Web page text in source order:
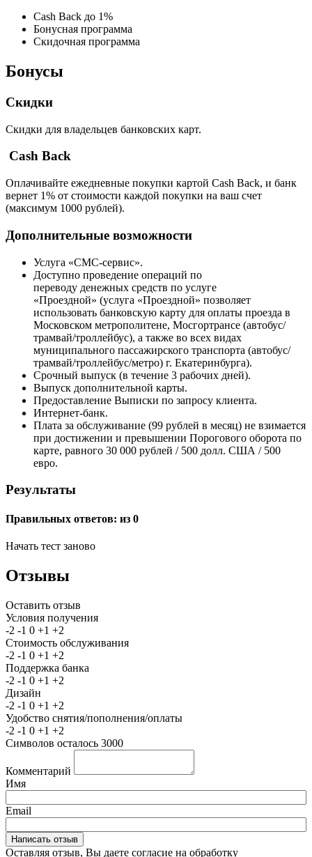
Cash Back до 1%
Бонусная программа
Скидочная программа
Бонусы
Скидки
Скидки для владельцев банковских карт.
Cash Back
Оплачивайте ежедневные покупки картой Cash Back, и банк
вернет 1% от стоимости каждой покупки на ваш счет
(максимум 1000 рублей).
Дополнительные возможности
Услуга «СМС-сервис».
Доступно проведение операций по
переводу денежных средств по услуге
«Проездной» (услуга «Проездной» позволяет
использовать банковскую карту для оплаты проезда в
Московском метрополитене, Мосгортрансе (автобус/
трамвай/троллейбус), а также во всех видах
муниципального пассажирского транспорта (автобус/
трамвай/троллейбус/метро) г. Екатеринбурга).
Срочный выпуск (в течение 3 рабочих дней).
Выпуск дополнительной карты.
Предоставление Выписки по запросу клиента.
Интернет-банк.
Плата за обслуживание (99 рублей в месяц) не взимается
при достижении и превышении Порогового оборота по
карте, равного 30 000 рублей / 500 долл. США / 500
евро.
Результаты
Правильных ответов: из 0
Начать тест заново
Отзывы
Оставить отзыв
Условия получения
-2 -1 0 +1 +2
Стоимость обслуживания
-2 -1 0 +1 +2
Поддержка банка
-2 -1 0 +1 +2
Дизайн
-2 -1 0 +1 +2
Удобство снятия/пополнения/оплаты
-2 -1 0 +1 +2
Символов осталось 3000
Комментарий
Имя
Email
Оставляя отзыв, Вы даете согласие на обработку